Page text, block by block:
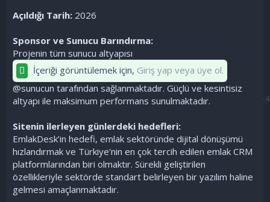
Açıldığı Tarih: 2026
Sponsor ve Sunucu Barındırma:
Projenin tüm sunucu altyapısı
İçeriği görüntülemek için, Giriş yap veya üye ol.
@sunucun tarafından sağlanmaktadır. Güçlü ve kesintisiz
altyapı ile maksimum performans sunulmaktadır.
Sitenin ilerleyen günlerdeki hedefleri:
EmlakDesk’in hedefi, emlak sektöründe dijital dönüşümü
hızlandırmak ve Türkiye’nin en çok tercih edilen emlak CRM
platformlarından biri olmaktır. Sürekli geliştirilen
özellikleriyle sektörde standart belirleyen bir yazılım haline
gelmesi amaçlanmaktadır.